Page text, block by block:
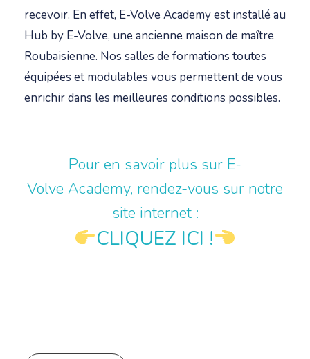
recevoir. En effet, E-VolveAcademyest installé au
Hub by E-Volve, une ancienne maison de maître
Roubaisienne. Nos salles de formations toutes
équipées et modulables vous permettent de vous
enrichir dans les meilleures conditions possibles.
Pour en savoir plus sur E-
Volve Academy, rendez-vous sur notre
site internet :
CLIQUEZ ICI !